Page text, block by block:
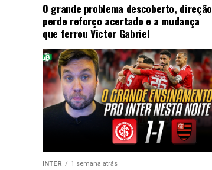
O grande problema descoberto, direção
perde reforço acertado e a mudança
que ferrou Victor Gabriel
INTER 1 semana atrás